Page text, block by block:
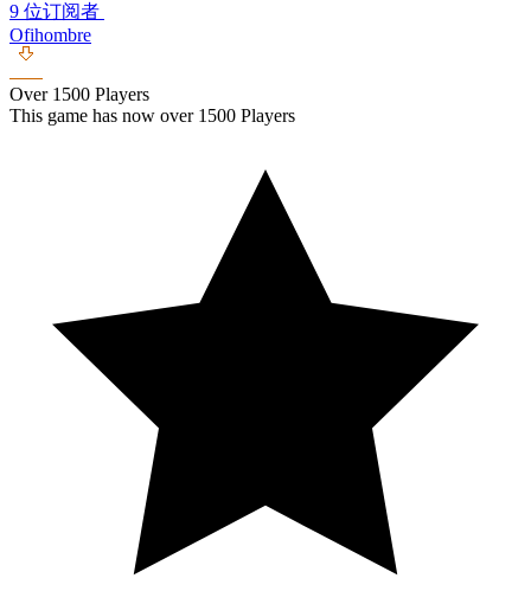
9 位订阅者
Ofihombre
Over 1500 Players
This game has now over 1500 Players